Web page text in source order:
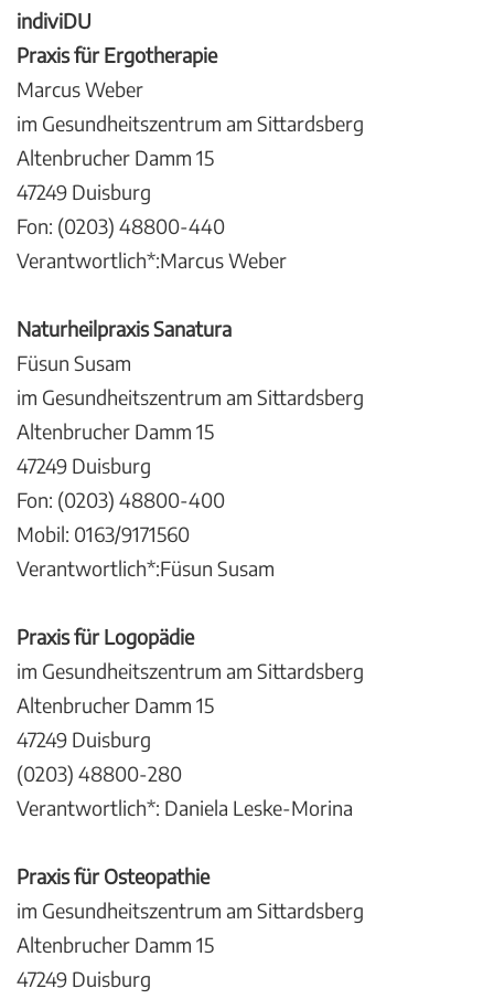
indiviDU
Praxis für Ergotherapie
Marcus Weber
im Gesundheitszentrum am Sittardsberg
Altenbrucher Damm 15
47249 Duisburg
Fon: (0203) 48800-440
Verantwortlich*:Marcus Weber
Naturheilpraxis Sanatura
Füsun Susam
im Gesundheitszentrum am Sittardsberg
Altenbrucher Damm 15
47249 Duisburg
Fon: (0203) 48800-400
Mobil: 0163/9171560
Verantwortlich*:Füsun Susam
Praxis für Logopädie
im Gesundheitszentrum am Sittardsberg
Altenbrucher Damm 15
47249 Duisburg
(0203) 48800-280
Verantwortlich*: Daniela Leske-Morina
Praxis für Osteopathie
im Gesundheitszentrum am Sittardsberg
Altenbrucher Damm 15
47249 Duisburg